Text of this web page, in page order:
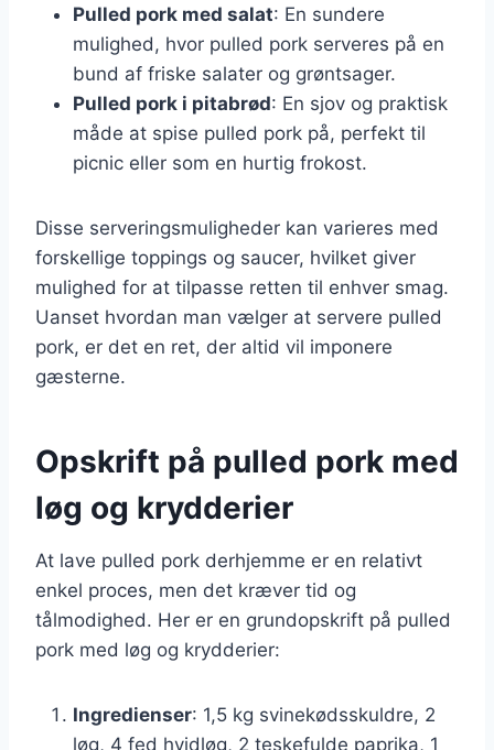
Pulled pork med salat: En sundere
mulighed, hvor pulled pork serveres på en
bund af friske salater og grøntsager.
Pulled pork i pitabrød: En sjov og praktisk
måde at spise pulled pork på, perfekt til
picnic eller som en hurtig frokost.
Disse serveringsmuligheder kan varieres med
forskellige toppings og saucer, hvilket giver
mulighed for at tilpasse retten til enhver smag.
Uanset hvordan man vælger at servere pulled
pork, er det en ret, der altid vil imponere
gæsterne.
Opskrift på pulled pork med
løg og krydderier
At lave pulled pork derhjemme er en relativt
enkel proces, men det kræver tid og
tålmodighed. Her er en grundopskrift på pulled
pork med løg og krydderier:
Ingredienser: 1,5 kg svinekødsskuldre, 2
løg, 4 fed hvidløg, 2 teskefulde paprika, 1